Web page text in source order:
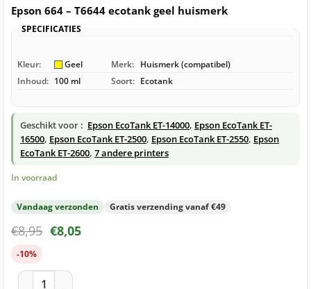
Epson 664 – T6644 ecotank geel huismerk
SPECIFICATIES
Kleur: Geel Merk: Huismerk (compatibel)
Inhoud: 100 ml Soort: Ecotank
Geschikt voor : Epson EcoTank ET-14000, Epson EcoTank ET-
16500, Epson EcoTank ET-2500, Epson EcoTank ET-2550, Epson
EcoTank ET-2600, 7 andere printers
In voorraad
Vandaag verzonden Gratis verzending vanaf €49
€8,95 €8,05
-10%
Epson 664 – T6644 ecotank geel huismerk aantal